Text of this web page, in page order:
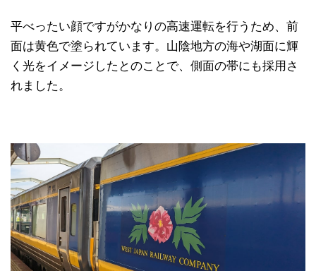
平べったい顔ですがかなりの高速運転を行うため、前
面は黄色で塗られています。山陰地方の海や湖面に輝
く光をイメージしたとのことで、側面の帯にも採用さ
れました。